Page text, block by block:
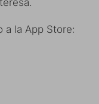
a la App Store: